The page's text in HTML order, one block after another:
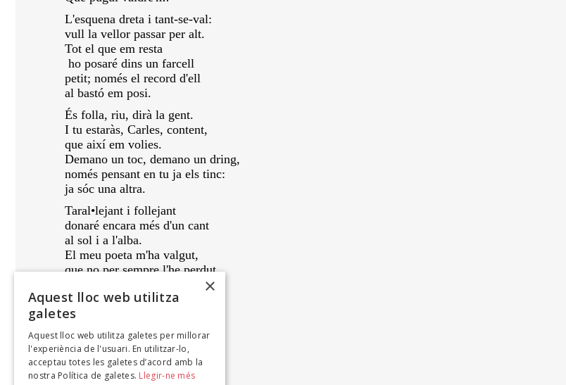
L'esquena dreta i tant-se-val:
vull la vellor passar per alt.
Tot el que em resta
ho posaré dins un farcell
petit; només el record d'ell
al bastó em posi.
És folla, riu, dirà la gent.
I tu estaràs, Carles, content,
que així em volies.
Demano un toc, demano un dring,
només pensant en tu ja els tinc:
ja sóc una altra.
Taral•lejant i follejant
donaré encara més d'un cant
al sol i a l'alba.
El meu poeta m'ha valgut,
que no per sempre l'he perdut,
1962
CLEMENTINA ARDERIU
L'esperança encara, 1969
×
Aquest lloc web utilitza
galetes
Aquest lloc web utilitza galetes per millorar
l'experiència de l'usuari. En utilitzar-lo,
acceptau totes les galetes d’acord amb la
nostra Política de galetes. Llegir-ne més